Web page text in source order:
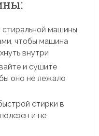
машины
чтобы машина
внутри
и сушите
оно не лежало
стирки в
и не